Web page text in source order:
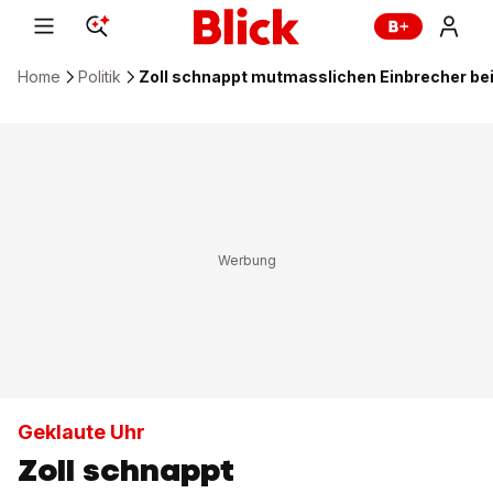
Home Politik Zoll schnappt mutmasslichen Einbrecher
Geklaute Uhr
Zoll schnappt